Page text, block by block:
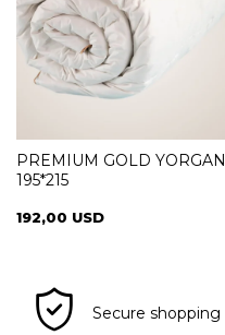
PREMIUM GOLD YORGAN
195*215
192,00 USD
Secure shopping